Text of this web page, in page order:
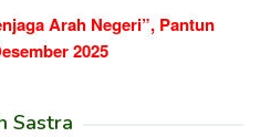
Arah Negeri”, Pantun
2025
Sastra